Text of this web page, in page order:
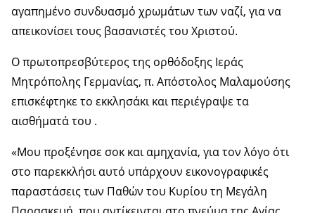
αγαπημένο συνδυασμό χρωμάτων των ναζί, για να
απεικονίσει τους βασανιστές του Χριστού.
Ο πρωτοπρεσβύτερος της ορθόδοξης Ιεράς
Μητρόπολης Γερμανίας, π. Απόστολος Μαλαμούσης
επισκέφτηκε το εκκλησάκι και περιέγραψε τα
αισθήματά του .
«Μου προξένησε σοκ και αμηχανία, για τον λόγο ότι
στο παρεκκλήσι αυτό υπάρχουν εικονογραφικές
παραστάσεις των Παθών του Κυρίου τη Μεγάλη